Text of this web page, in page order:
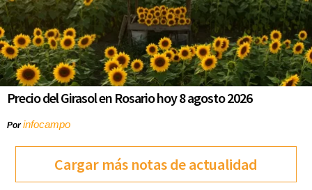
Precio del Girasol en Rosario hoy 8 agosto 2026
Porinfocampo
Cargar más notas de actualidad